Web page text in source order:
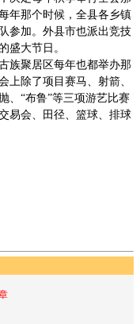
年那个时候，全县各乡镇
参加。外县市也派出竞技
的盛大节日。
聚居区每年也都举办那
上除了项目赛马、射箭、
、“布鲁”等三项游艺比赛
易会、田径、篮球、排球